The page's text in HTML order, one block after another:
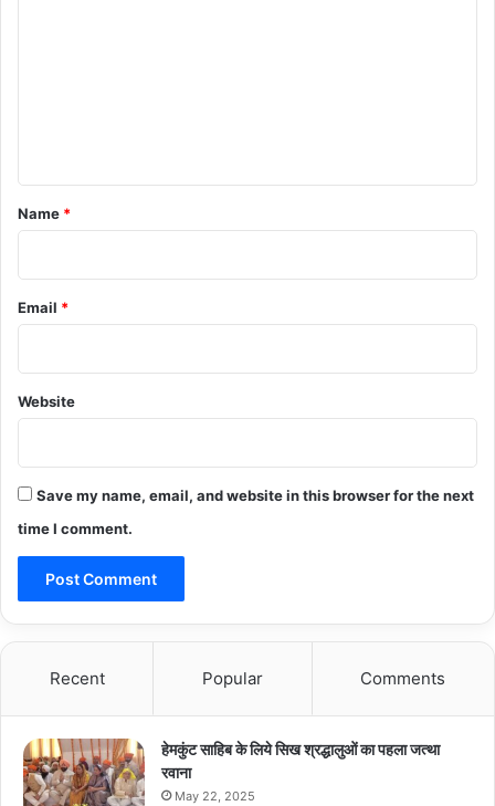
*
Name *
Email *
Website
Save my name, email, and website in this browser for the next
time I comment.
Recent Popular Comments
हेमकुंट साहिब के लिये सिख श्रद्धालुओं का पहला जत्था
रवाना
May 22, 2025